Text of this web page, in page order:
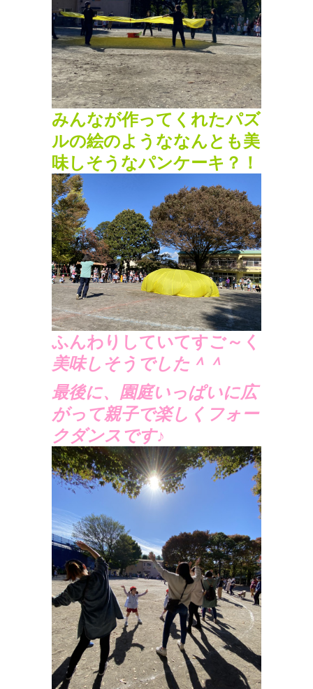
みんなが作ってくれたパズ
ルの絵のようななんとも美
味しそうなパンケーキ？！
ふんわりしていてすご～く
美味しそうでした ＾＾
最後に、園庭いっぱいに広
がって親子で楽しくフォー
クダンスです♪